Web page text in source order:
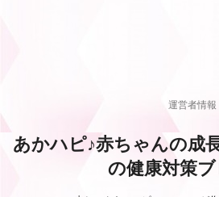
運営者情報
あかハピ♪赤ちゃんの成
の健康対策